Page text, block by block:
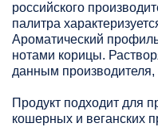
российского
палитра
Ароматический
нотами корицы.
данным производителя,
Продукт подходит для
кошерных и веганских